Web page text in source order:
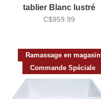
tablier Blanc lustré
33''x18'' Bristol BF-102
C$959.99
Ramassage en magasin
Commande Spéciale